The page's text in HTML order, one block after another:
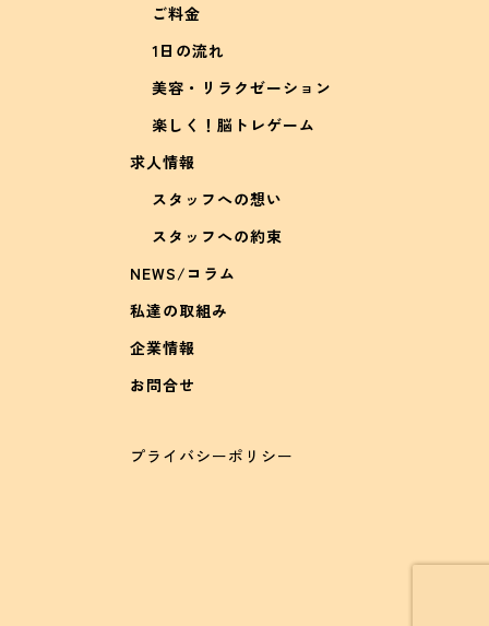
ご料金
1日の流れ
美容・リラクゼーション
楽しく！脳トレゲーム
求人情報
スタッフへの想い
スタッフへの約束
NEWS/コラム
私達の取組み
企業情報
お問合せ
プライバシーポリシー